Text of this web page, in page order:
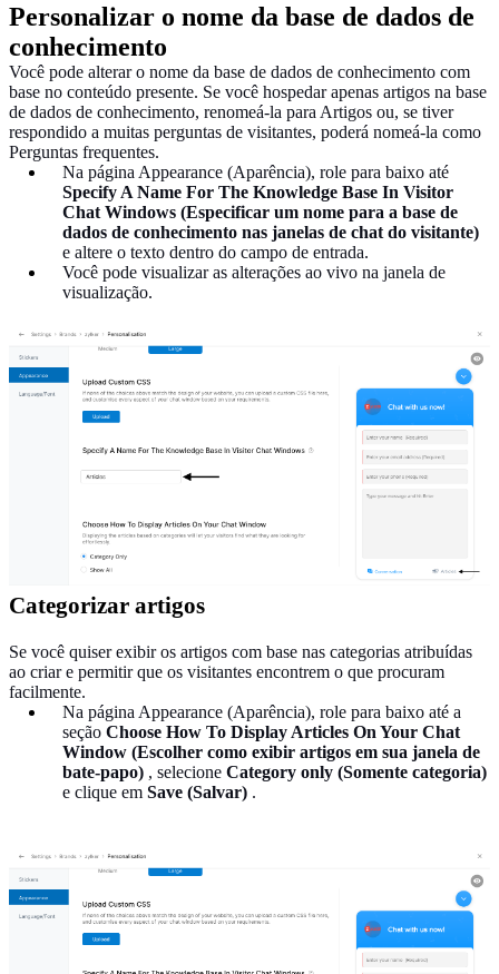
Personalizar o nome da base de dados de
conhecimento
Você pode alterar o nome da base de dados de conhecimento com
base no conteúdo presente. Se você hospedar apenas artigos na base
de dados de conhecimento, renomeá-la para Artigos ou, se tiver
respondido a muitas perguntas de visitantes, poderá nomeá-la como
Perguntas frequentes.
Na página Appearance (Aparência), role para baixo até
Specify A Name For The Knowledge Base In Visitor
Chat Windows (Especificar um nome para a base de
dados de conhecimento nas janelas de chat do visitante)
e altere o texto dentro do campo de entrada.
Você pode visualizar as alterações ao vivo na janela de
visualização.
Categorizar artigos
Se você quiser exibir os artigos com base nas categorias atribuídas
ao criar e permitir que os visitantes encontrem o que procuram
facilmente.
Na página Appearance (Aparência), role para baixo até a
seção Choose How To Display Articles On Your Chat
Window (Escolher como exibir artigos em sua janela de
bate-papo) , selecione Category only (Somente categoria)
e clique em Save (Salvar) .